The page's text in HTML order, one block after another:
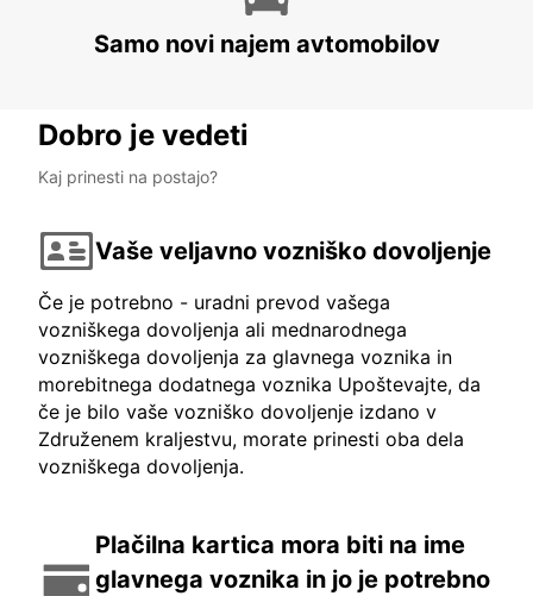
Samo novi najem avtomobilov
Dobro je vedeti
Kaj prinesti na postajo?
Vaše veljavno vozniško dovoljenje
Če je potrebno - uradni prevod vašega
vozniškega dovoljenja ali mednarodnega
vozniškega dovoljenja za glavnega voznika in
morebitnega dodatnega voznika Upoštevajte, da
če je bilo vaše vozniško dovoljenje izdano v
Združenem kraljestvu, morate prinesti oba dela
vozniškega dovoljenja.
Plačilna kartica mora biti na ime
glavnega voznika in jo je potrebno